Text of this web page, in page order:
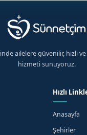
ailelere güvenilir, hızlı
hizmeti sunuyoruz.
Hızlı
Anasayfa
Şehirler